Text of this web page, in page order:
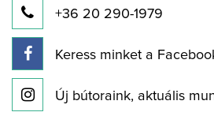
+36 20 290-1979
Keress minket a
Új bútoraink, aktuális